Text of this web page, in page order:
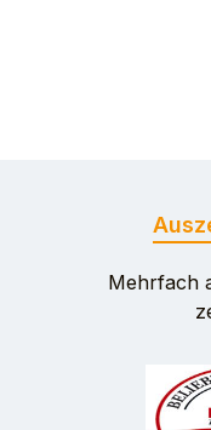
Mehrfach